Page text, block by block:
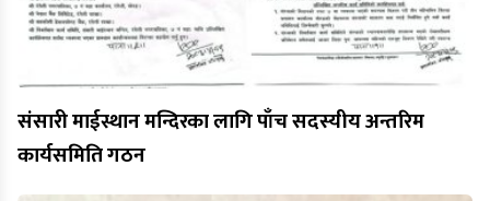
संसारी माईस्थान मन्दिरका लागि पाँच सदस्यीय अन्तरिम
कार्यसमिति गठन